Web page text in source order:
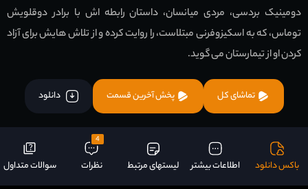
دومینیک بردسی، مردی میانسان، داستان رابطه اش با برادر دوقلویش
توماس، که به اسکیزوفرنی مبتلاست، را روایت کرده و از تلاش هایش برای آزاد
کردن او از تیمارستان می گوید.
تماشای کل پخش آخرین قسمت دانلود
باکس دانلود اطلاعات بیشتر لیستهای مرتبط
4
نظرات سوالات متداول